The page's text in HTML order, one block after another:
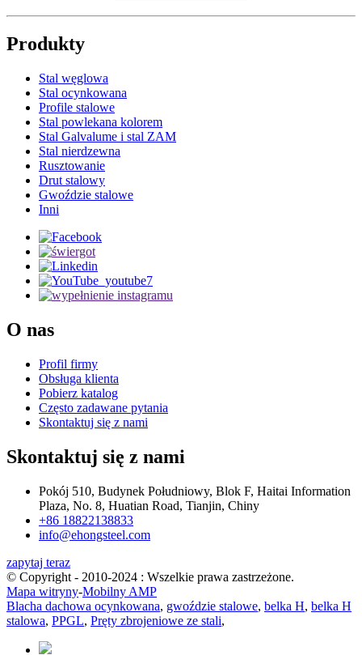
Produkty
Stal węglowa
Stal ocynkowana
Profile stalowe
Stal powlekana kolorem
Stal Galvalume i stal ZAM
Stal nierdzewna
Rusztowanie
Drut stalowy
Gwoździe stalowe
Inni
O nas
Profil firmy
Obsługa klienta
Pobierz katalog
Często zadawane pytania
Skontaktuj się z nami
Skontaktuj się z nami
Pokój 510, Budynek Południowy, Blok F, Haitai Information
Plaza, No. 8, Huatian Road, Tianjin, Chiny
+86 18822138833
info@ehongsteel.com
zapytaj teraz
© Copyright - 2010-2024 : Wszelkie prawa zastrzeżone.
Mapa witryny-Mobilny AMP
Blacha dachowa ocynkowana, gwoździe stalowe, belka H, belka H
stalowa, PPGL, Pręty zbrojeniowe ze stali,